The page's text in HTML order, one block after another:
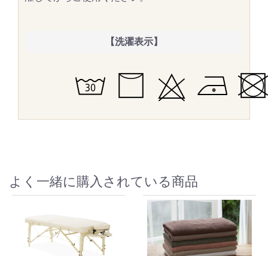
【洗濯表示】
よく一緒に購入されている商品